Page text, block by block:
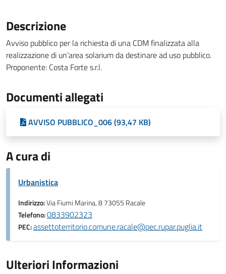
Descrizione
Avviso pubblico per la richiesta di una CDM finalizzata alla
realizzazione di un’area solarium da destinare ad uso pubblico.
Proponente: Costa Forte s.r.l.
Documenti allegati
AVVISO PUBBLICO_006 (93,47 KB)
A cura di
Urbanistica
Indirizzo:Via Fiumi Marina, 8 73055 Racale
Telefono:0833902323
PEC:assettoterritorio.comune.racale@pec.rupar.puglia.it
Ulteriori Informazioni